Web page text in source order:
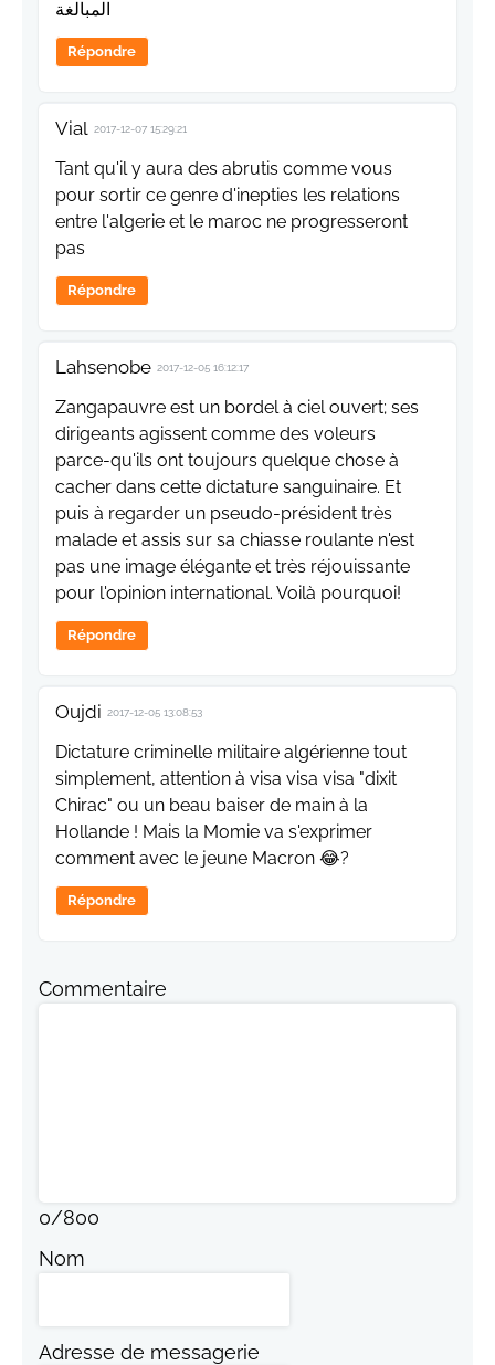
المبالغة
Répondre
Vial 2017-12-07 15:29:21
Tant qu'il y aura des abrutis comme vous
pour sortir ce genre d'inepties les relations
entre l'algerie et le maroc ne progresseront
pas
Répondre
Lahsenobe 2017-12-05 16:12:17
Zangapauvre est un bordel à ciel ouvert; ses
dirigeants agissent comme des voleurs
parce-qu'ils ont toujours quelque chose à
cacher dans cette dictature sanguinaire. Et
puis à regarder un pseudo-président très
malade et assis sur sa chiasse roulante n'est
pas une image élégante et très réjouissante
pour l'opinion international. Voilà pourquoi!
Répondre
Oujdi 2017-12-05 13:08:53
Dictature criminelle militaire algérienne tout
simplement, attention à visa visa visa "dixit
Chirac" ou un beau baiser de main à la
Hollande ! Mais la Momie va s'exprimer
comment avec le jeune Macron 😂?
Répondre
Commentaire
0/800
Nom
Adresse de messagerie